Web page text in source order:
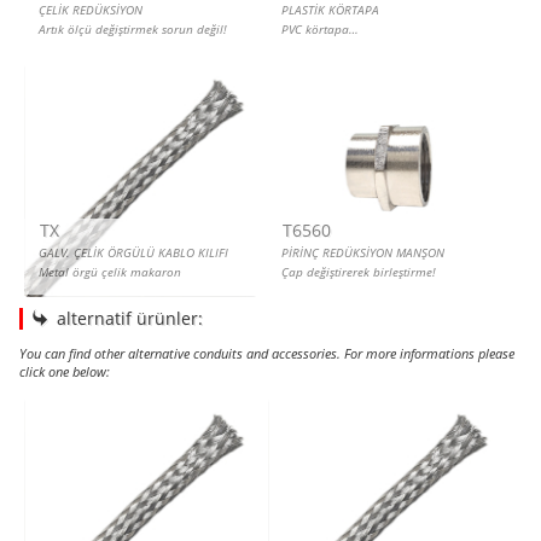
ÇELİK REDÜKSİYON
Artık ölçü değiştirmek sorun değil!
PLASTİK KÖRTAPA
PVC körtapa…
TX
GALV. ÇELİK ÖRGÜLÜ KABLO KILIFI
Metal örgü çelik makaron
T6560
PİRİNÇ REDÜKSİYON MANŞON
Çap değiştirerek birleştirme!
alternatif ürünler:
You can find other alternative conduits and accessories. For more informations please
click one below: